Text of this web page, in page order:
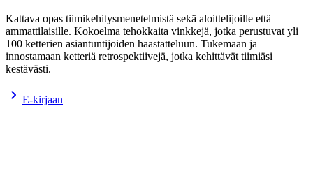
Kattava opas tiimikehitysmenetelmistä sekä aloittelijoille että
ammattilaisille. Kokoelma tehokkaita vinkkejä, jotka perustuvat yli
100 ketterien asiantuntijoiden haastatteluun. Tukemaan ja
innostamaan ketteriä retrospektiivejä, jotka kehittävät tiimiäsi
kestävästi.
E-kirjaan